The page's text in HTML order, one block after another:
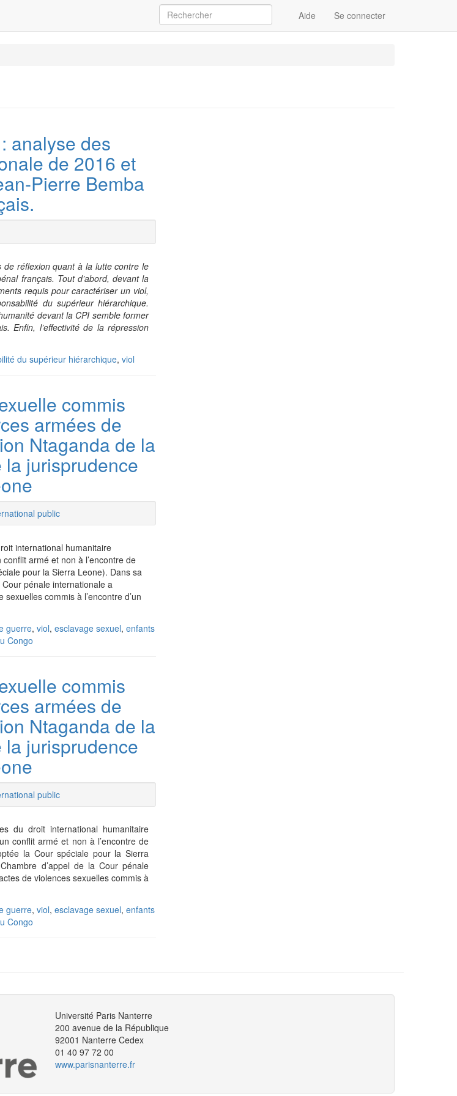
Aide Se connecter
analyse des
de 2016 et
Pierre Bemba
de réflexion quant à la lutte contre le
français. Tout d’abord, devant la
requis pour caractériser un viol,
du supérieur hiérarchique.
devant la CPI semble former
Enfin, l’effectivité de la répression
du supérieur hiérarchique, viol
commis
armées de
Ntaganda de la
jurisprudence
public
international humanitaire
armé et non à l’encontre de
pour la Sierra Leone). Dans sa
Cour pénale internationale a
commis à l’encontre d’un
guerre, viol, esclavage sexuel, enfants
Congo
commis
armées de
Ntaganda de la
jurisprudence
public
du droit international humanitaire
conflit armé et non à l’encontre de
la Cour spéciale pour la Sierra
d’appel de la Cour pénale
de violences sexuelles commis à
guerre, viol, esclavage sexuel, enfants
Congo
Université Paris Nanterre
200 avenue de la République
92001 Nanterre Cedex
01 40 97 72 00
www.parisnanterre.fr